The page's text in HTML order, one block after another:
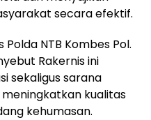
secara efektif.
NTB Kombes Pol.
Rakernis ini
sekaligus sarana
kualitas
kehumasan.